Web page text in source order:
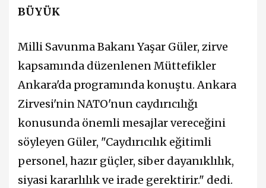
BÜYÜK
Milli Savunma Bakanı Yaşar Güler, zirve
kapsamında düzenlenen Müttefikler
Ankara'da programında konuştu. Ankara
Zirvesi'nin NATO'nun caydırıcılığı
konusunda önemli mesajlar vereceğini
söyleyen Güler, "Caydırıcılık eğitimli
personel, hazır güçler, siber dayanıklılık,
siyasi kararlılık ve irade gerektirir." dedi.